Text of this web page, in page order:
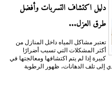
دليل اكتشاف التسربات وأفضل
طرق العزل...
تعتبر مشاكل المياه داخل المنازل من
أكثر المشكلات التي تسبب أضرارًا
كبيرة إذا لم يتم اكتشافها ومعالجتها في
إلى تلف الدهانات، ظهور الرطوبة